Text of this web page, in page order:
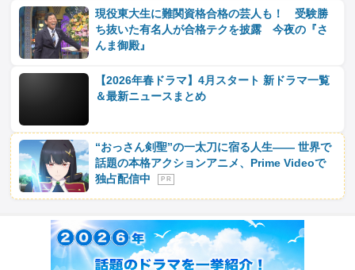
現役東大生に難関資格合格の芸人も！ 受験勝
ち抜いた有名人が合格テクを披露 今夜の『さ
んま御殿』
【2026年春ドラマ】4月スタート 新ドラマ一覧
＆最新ニュースまとめ
“おっさん剣聖”の一太刀に宿る人生―― 世界で
話題の本格アクションアニメ、Prime Videoで
独占配信中
P R